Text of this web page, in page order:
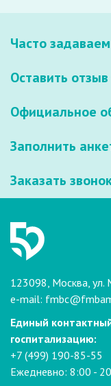
Часто
Оставить отзыв
Официальное
Заполнить
Заказать
123098, Москва, ул.
e-mail:
Единый
госпитализацию:
+7 (499) 190-85-55
Ежедневно: 8:00 -